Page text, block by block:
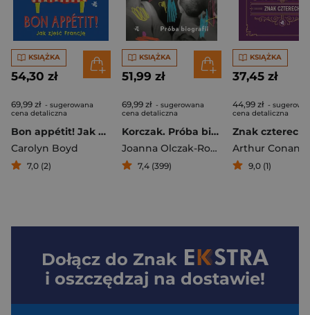
KSIĄŻKA
54,30 zł
69,99 zł - sugerowana
cena detaliczna
Bon appétit! Jak zjeść Francję
Carolyn Boyd
7,0 (2)
KSIĄŻKA
51,99 zł
69,99 zł - sugerowana
cena detaliczna
Korczak. Próba biografii
Joanna Olczak-Ronikier
7,4 (399)
KSIĄŻKA
37,45 zł
44,99 zł -
cena detaliczna
Arthur Conan
9,0 (1)
Dołącz do Znak
i oszczędzaj na dostawie!